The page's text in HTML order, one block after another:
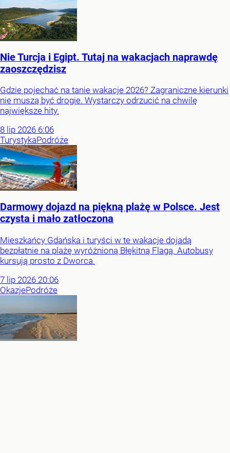
Nie Turcja i Egipt. Tutaj na wakacjach naprawdę
zaoszczędzisz
Gdzie pojechać na tanie wakacje 2026? Zagraniczne kierunki
nie muszą być drogie. Wystarczy odrzucić na chwilę
największe hity.
8 lip 2026 6:06
TurystykaPodróże
Darmowy dojazd na piękną plażę w Polsce. Jest
czysta i mało zatłoczona
Mieszkańcy Gdańska i turyści w te wakacje dojadą
bezpłatnie na plażę wyróżnioną Błękitną Flagą. Autobusy
kursują prosto z Dworca.
7 lip 2026 20:06
OkazjePodróże